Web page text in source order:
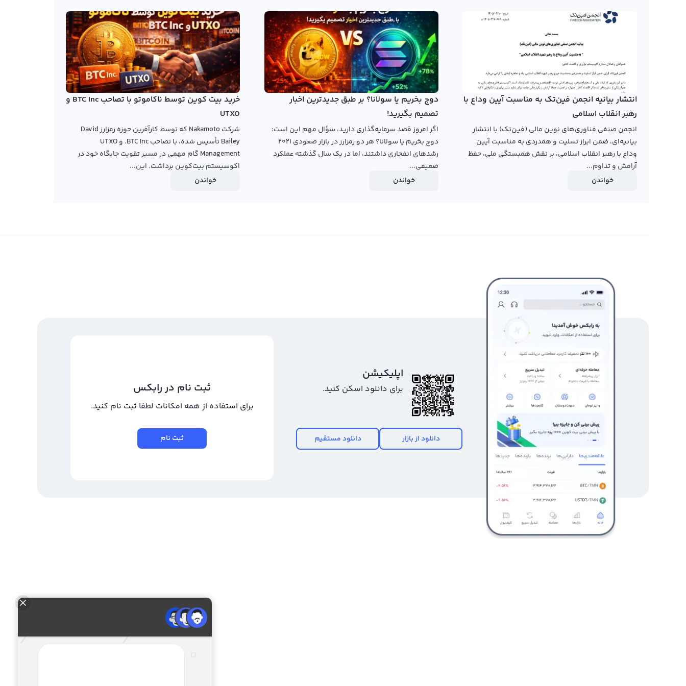
با وجود اینکه سال‌هاست که صرافی‌های ایرانی فعالیت خود را آغاز کرده‌اند، اما تا به حال هیچ کسو اطلاعات در مورد نمودار ولیو
دیفای به صورت رسمی ارائه نکرده‌اند. بیشتر صرافی‌های ایرانی با توجه به وضعیت کنونی و پست‌های مشکوک در فضای ارزهای
دیجیتال، فعالیت‌های خود را در زمینه معامله سریع محدود کرده‌اند. اما رابکس در این صفحه نمودار قیمت VALUE به تومان و
دلار را برای کاربران خود ارائه کرده است تا بتوانند در تحلیل وضعیت این ارز دیجیتال به صورت دقیقتر کمک گیرند.
رابکس از خرید و فروش بیش از ۱۰۰۰ ارز دیجیتال پشتیبانی می‌کند. برای معامله رمز ولیو دیفای، به صفحه
خرید ولیو دیفای
بروید.
انتشار بیانیه انجمن فین‌تک به مناسبت آیین وداع با
رهبر انقلاب اسلامی
انجمن صنفی فناوری‌های نوین مالی (فین‌تک) با انتشار
بیانیه‌ای، ضمن ابراز تسلیت و همدردی به مناسبت آیین
وداع با رهبر انقلاب اسلامی، بر نقش همبستگی ملی، حفظ
آرامش و تداوم...
خواندن
دوج بخریم یا سولانا؟ بر طبق جدیدترین اخبار
تصمیم بگیرید!
اگر امروز قصد سرمایه‌گذاری دارید، سؤال مهم این است:
دوج بخریم یا سولانا؟ هر دو رمزارز در بازار صعودی ۲۰۲۱
رشدهای انفجاری داشتند، اما در یک سال گذشته عملکرد
ضعیفی...
خواندن
خرید بیت کوین توسط ناکاموتو با تصاحب BTC Inc و
UTXO
شرکت Nakamoto که توسط کارآفرین حوزه رمزارز David
Bailey تأسیس شده، با تصاحب BTC Inc. و UTXO
Management گام مهمی در مسیر تقویت جایگاه خود در
اکوسیستم بیت‌کوین برداشت. این...
خواندن
اپلیکیشن
برای دانلود اسکن کنید.
دانلود از بازار دانلود مستقیم
ثبت نام در رابکس
برای استفاده از همه امکانات لطفا ثبت نام کنید.
ثبت نام